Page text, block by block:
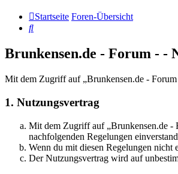
Startseite Foren-Übersicht
Suche
Brunkensen.de - Forum - -
Mit dem Zugriff auf „Brunkensen.de -
1. Nutzungsvertrag
Mit dem Zugriff auf „Brunkensen.de -
nachfolgenden Regelungen
Wenn du mit diesen Regelungen nicht
Der Nutzungsvertrag wird auf